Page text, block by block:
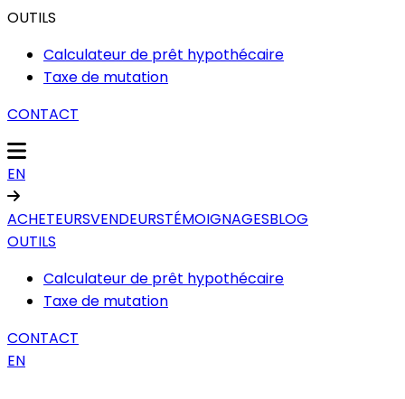
OUTILS
Calculateur de prêt hypothécaire
Taxe de mutation
CONTACT
EN
ACHETEURSVENDEURSTÉMOIGNAGESBLOG
OUTILS
Calculateur de prêt hypothécaire
Taxe de mutation
CONTACT
EN